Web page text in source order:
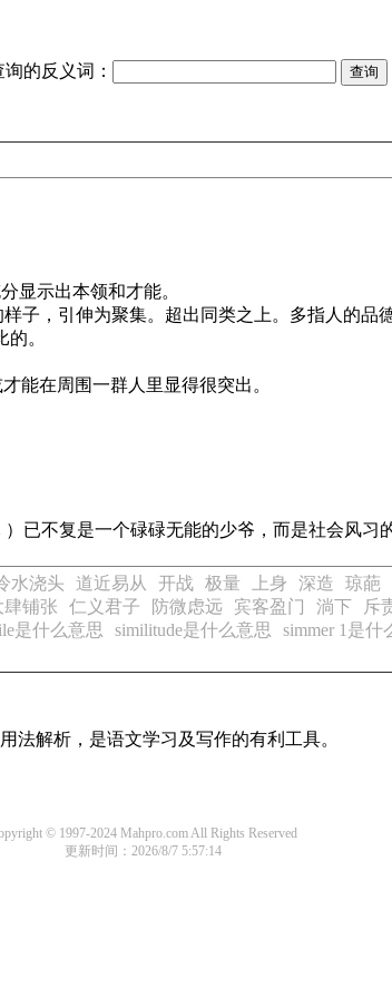
的反义词：
显示出本领和才能。
子，引伸为聚集。超出同类之上。多指人的品
。
能在周围一群人里显得很突出。
已不复是一个碌碌无能的少爷，而是社会风习
水浇头 道近易从 开战 极量 上身 深造
琼葩
肆铺张 仁义君子 防微虑远 宾客盈门 淌下
斥
是什么意思 similitude是什么意思
simmer 1是什
法解析，是语文学习及写作的有利工具。
© 1997-2024 Mahpro.com All Rights Reserved
更新时间：2026/8/7 5:57:14